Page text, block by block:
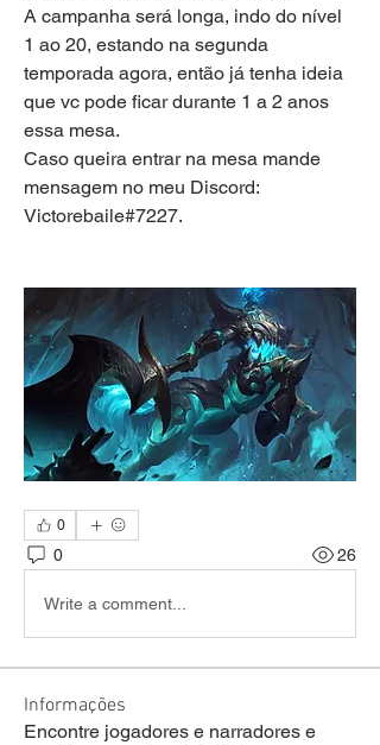
A campanha será longa, indo do nível
1 ao 20, estando na segunda
temporada agora, então já tenha ideia
que vc pode ficar durante 1 a 2 anos
essa mesa.
Caso queira entrar na mesa mande
mensagem no meu Discord:
Victorebaile#7227.
0
0 26
Write a comment...
Informações
Encontre jogadores e narradores e